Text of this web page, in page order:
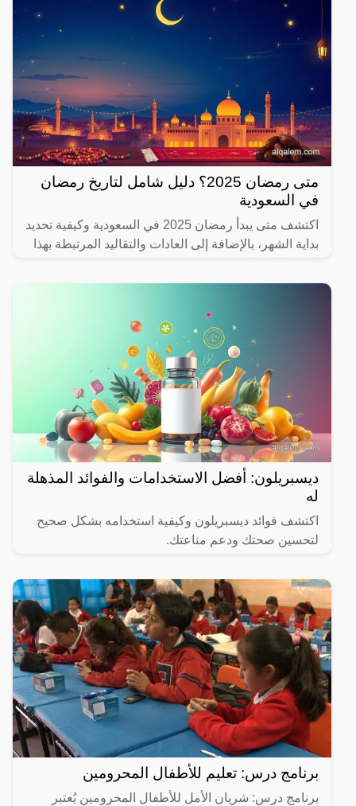
متى رمضان 2025؟ دليل شامل لتاريخ رمضان
في السعودية
اكتشف متى يبدأ رمضان 2025 في السعودية وكيفية تحديد
بداية الشهر، بالإضافة إلى العادات والتقاليد المرتبطة بهذا
ديسبريلون: أفضل الاستخدامات والفوائد المذهلة
له
اكتشف فوائد ديسبريلون وكيفية استخدامه بشكل صحيح
لتحسين صحتك ودعم مناعتك.
برنامج درس: تعليم للأطفال المحرومين
برنامج درس: شريان الأمل للأطفال المحرومين يُعتبر